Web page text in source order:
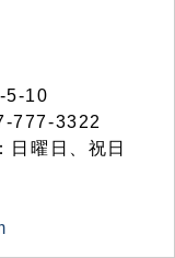
5-10
777-3322
曜日、祝日